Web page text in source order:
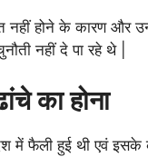
नहीं होने के कारण और
नहीं दे पा रहे थे |
का होना
देश में फैली हुई थी एवं